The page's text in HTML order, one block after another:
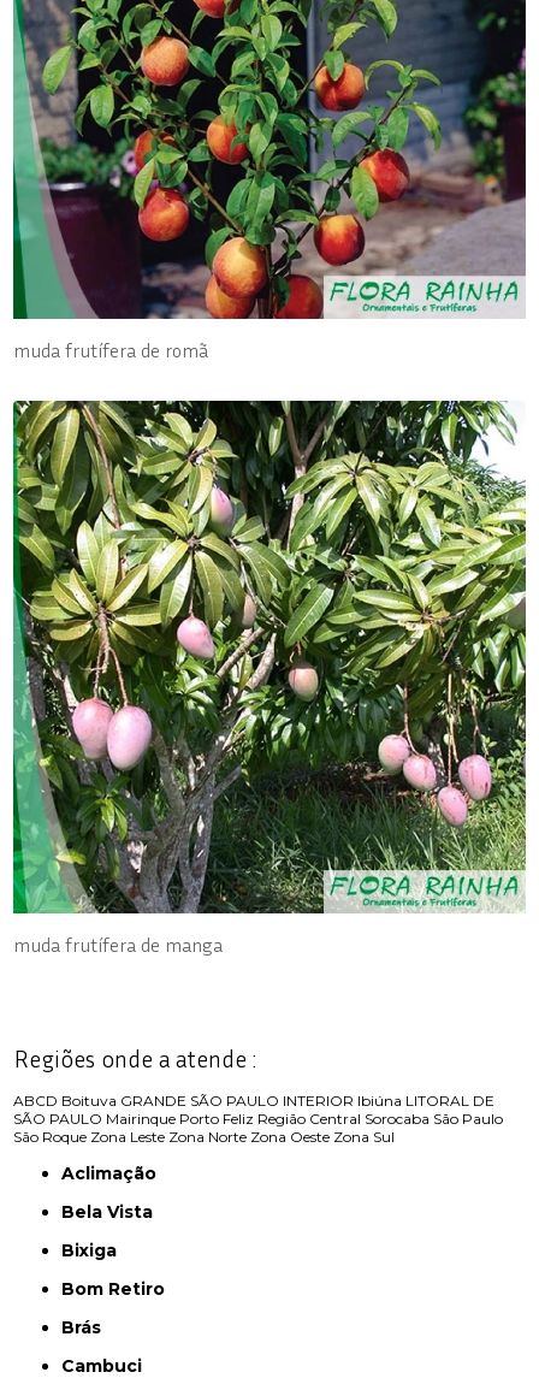
muda frutífera de romã
muda frutífera de manga
Regiões onde a atende :
ABCD Boituva GRANDE SÃO PAULO INTERIOR Ibiúna LITORAL DE
SÃO PAULO Mairinque Porto Feliz Região Central Sorocaba São Paulo
São Roque Zona Leste Zona Norte Zona Oeste Zona Sul
Aclimação
Bela Vista
Bixiga
Bom Retiro
Brás
Cambuci